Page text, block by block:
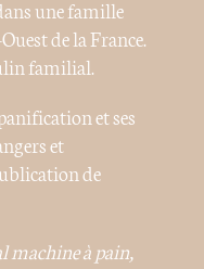
une famille
de la France.
familial.
et ses
et
de
machine à pain,